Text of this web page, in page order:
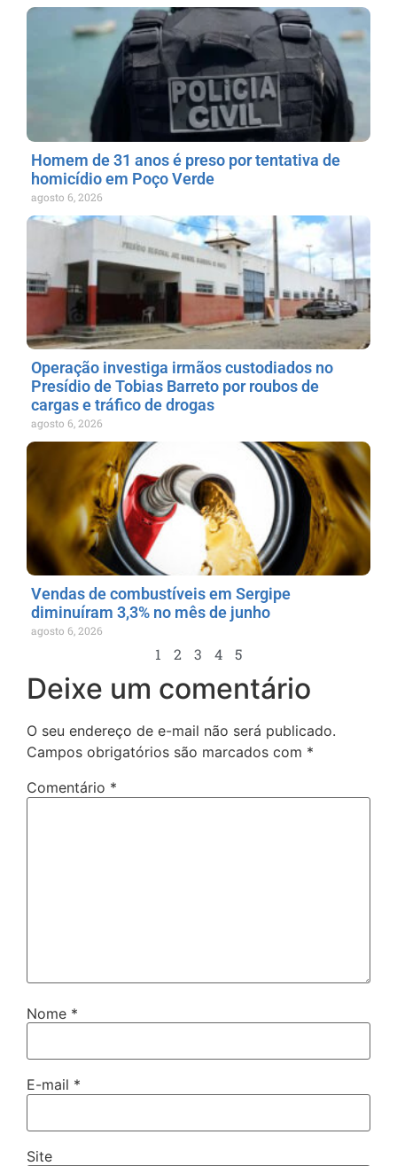
Homem de 31 anos é preso por tentativa de
homicídio em Poço Verde
agosto 6, 2026
Operação investiga irmãos custodiados no
Presídio de Tobias Barreto por roubos de
cargas e tráfico de drogas
agosto 6, 2026
Vendas de combustíveis em Sergipe
diminuíram 3,3% no mês de junho
agosto 6, 2026
1 2 3 4 5
Deixe um comentário
O seu endereço de e-mail não será publicado.
Campos obrigatórios são marcados com *
Comentário *
Nome *
E-mail *
Site